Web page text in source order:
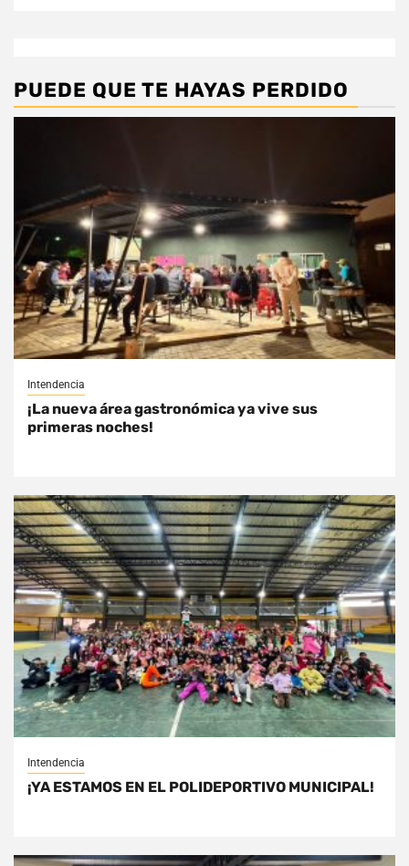
PUEDE QUE TE HAYAS PERDIDO
Intendencia
¡La nueva área gastronómica ya vive sus
primeras noches!
Intendencia
¡YA ESTAMOS EN EL POLIDEPORTIVO MUNICIPAL!